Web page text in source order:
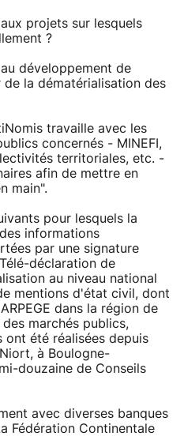
projets sur lesquels
?
développement de
la dématérialisation des
travaille avec les
concernés - MINEFI,
territoriales, etc. -
afin de mettre en
main".
pour lesquels la
informations
par une signature
déclaration de
au niveau national
mentions d'état civil, dont
dans la région de
marchés publics,
ont été réalisées depuis
à Boulogne-
douzaine de Conseils
avec diverses banques
Fédération Continentale